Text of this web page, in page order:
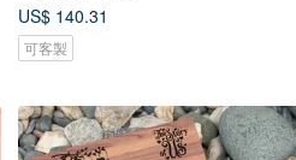
US$ 140.31
可客製